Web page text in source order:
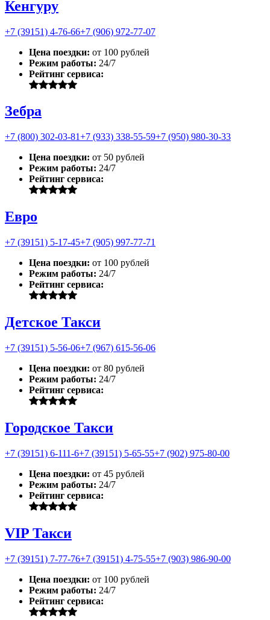
Кенгуру
+7 (39151) 4-76-66+7 (906) 972-77-07
Цена поездки: от 100 рублей
Режим работы: 24/7
Рейтинг сервиса:
Зебра
+7 (800) 302-03-81+7 (933) 338-55-59+7 (950) 980-30-33
Цена поездки: от 50 рублей
Режим работы: 24/7
Рейтинг сервиса:
Евро
+7 (39151) 5-17-45+7 (905) 997-77-71
Цена поездки: от 100 рублей
Режим работы: 24/7
Рейтинг сервиса:
Детское Такси
+7 (39151) 5-56-06+7 (967) 615-56-06
Цена поездки: от 80 рублей
Режим работы: 24/7
Рейтинг сервиса:
Городское Такси
+7 (39151) 6-111-6+7 (39151) 5-65-55+7 (902) 975-80-00
Цена поездки: от 45 рублей
Режим работы: 24/7
Рейтинг сервиса:
VIP Такси
+7 (39151) 7-77-76+7 (39151) 4-75-55+7 (903) 986-90-00
Цена поездки: от 100 рублей
Режим работы: 24/7
Рейтинг сервиса: